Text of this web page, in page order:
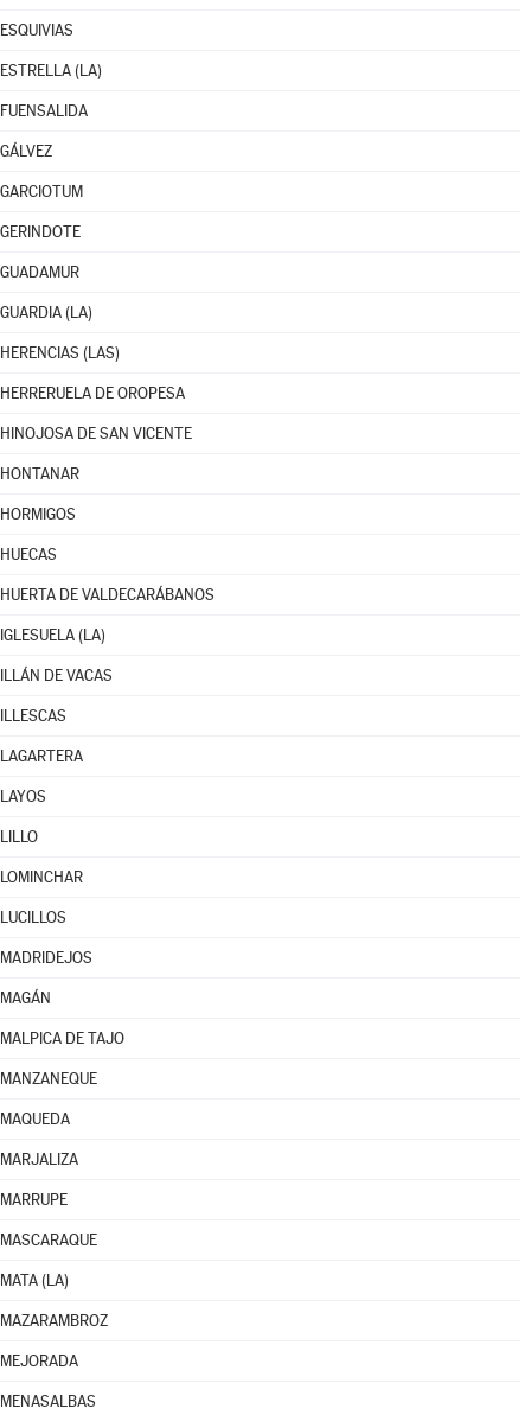
ESQUIVIAS
ESTRELLA (LA)
FUENSALIDA
GÁLVEZ
GARCIOTUM
GERINDOTE
GUADAMUR
GUARDIA (LA)
HERENCIAS (LAS)
HERRERUELA DE OROPESA
HINOJOSA DE SAN VICENTE
HONTANAR
HORMIGOS
HUECAS
HUERTA DE VALDECARÁBANOS
IGLESUELA (LA)
ILLÁN DE VACAS
ILLESCAS
LAGARTERA
LAYOS
LILLO
LOMINCHAR
LUCILLOS
MADRIDEJOS
MAGÁN
MALPICA DE TAJO
MANZANEQUE
MAQUEDA
MARJALIZA
MARRUPE
MASCARAQUE
MATA (LA)
MAZARAMBROZ
MEJORADA
MENASALBAS